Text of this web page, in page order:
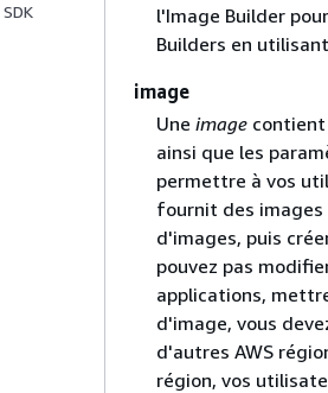
l'Image Builder
Builders en
image
Une imagecontient
ainsi que les
permettre à vos
fournit des images
d'images, puis
pouvez pas
applications,
d'image, vous
d'autres AWS
région, vos